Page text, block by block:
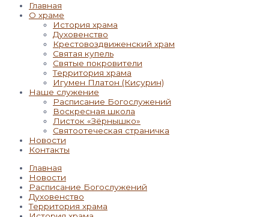
Главная
О храме
История храма
Духовенство
Крестовоздвиженский храм
Святая купель
Святые покровители
Территория храма
Игумен Платон (Кисурин)
Наше служение
Расписание Богослужений
Воскресная школа
Листок «Зёрнышко»
Святоотеческая страничка
Новости
Контакты
Главная
Новости
Расписание Богослужений
Духовенство
Территория храма